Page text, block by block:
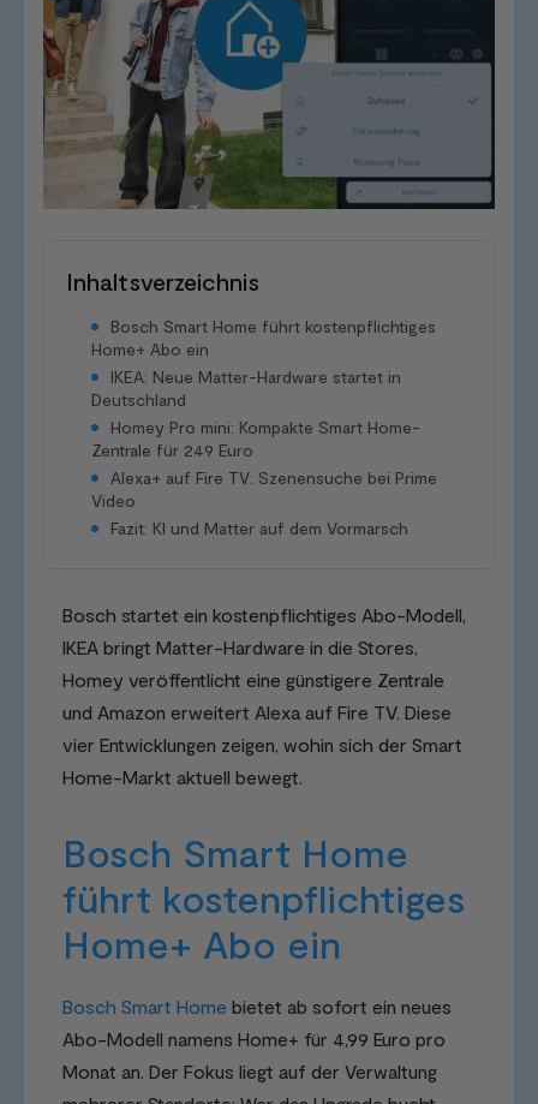
Inhaltsverzeichnis
Bosch Smart Home führt kostenpflichtiges
Home+ Abo ein
IKEA: Neue Matter-Hardware startet in
Deutschland
Homey Pro mini: Kompakte Smart Home-
Zentrale für 249 Euro
Alexa+ auf Fire TV: Szenensuche bei Prime
Video
Fazit: KI und Matter auf dem Vormarsch
Bosch startet ein kostenpflichtiges Abo-Modell,
IKEA bringt Matter-Hardware in die Stores,
Homey veröffentlicht eine günstigere Zentrale
und Amazon erweitert Alexa auf Fire TV. Diese
vier Entwicklungen zeigen, wohin sich der Smart
Home-Markt aktuell bewegt.
Bosch Smart Home
führt kostenpflichtiges
Home+ Abo ein
Bosch Smart Home bietet ab sofort ein neues
Abo-Modell namens Home+ für 4,99 Euro pro
Monat an. Der Fokus liegt auf der Verwaltung